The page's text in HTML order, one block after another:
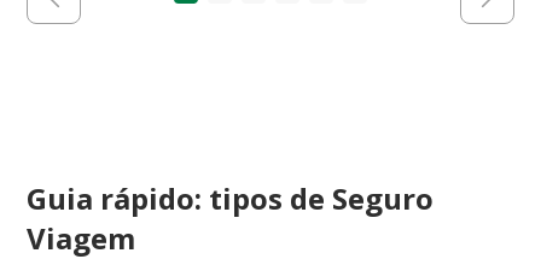
Guia rápido: tipos de Seguro
Viagem